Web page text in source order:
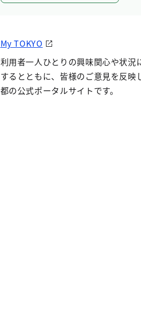
My TOKYO
利用者一人ひとりの興味関心や状況
するとともに、皆様のご意見を反映
都の公式ポータルサイトです。